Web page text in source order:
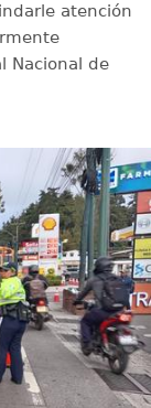
atención
Nacional de